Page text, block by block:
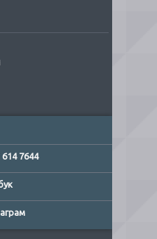
614 7644